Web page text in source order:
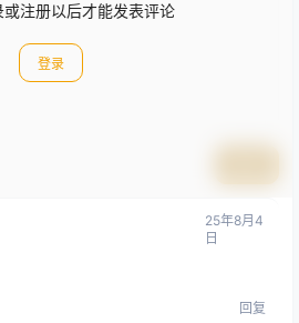
注册以后才能发表评论
登录
25年8月4
日
回复